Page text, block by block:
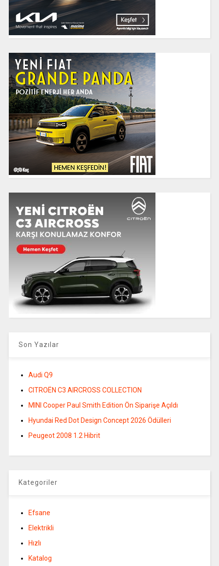
Son Yazılar
Audi Q9
CITROËN C3 AIRCROSS COLLECTION
MINI Cooper Paul Smith Edition Ön Siparişe Açıldı
Hyundai Red Dot Design Concept 2026 Ödülleri
Peugeot 2008 1.2 Hibrit
Kategoriler
Efsane
Elektrikli
Hızlı
Katalog